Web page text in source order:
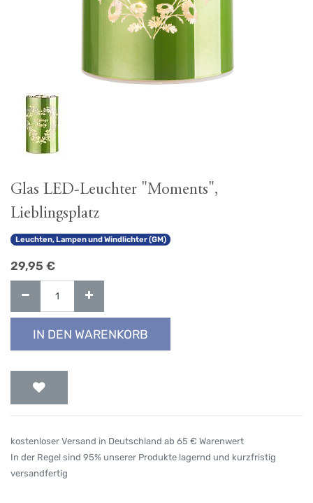
Glas LED-Leuchter "Moments",
Lieblingsplatz
Leuchten, Lampen und Windlichter (GM)
29,95 €
IN DEN WARENKORB
kostenloser Versand in Deutschland ab 65 € Warenwert
In der Regel sind 95% unserer Produkte lagernd und kurzfristig
versandfertig